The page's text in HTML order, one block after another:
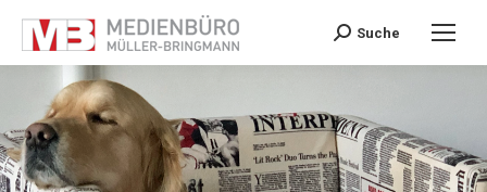
Search:
Suche